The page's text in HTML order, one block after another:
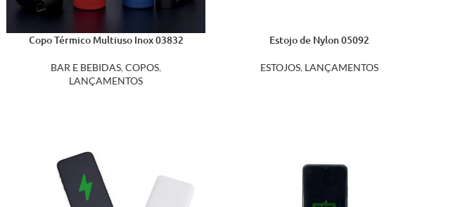
Copo Térmico Multiuso Inox 03832
BAR E BEBIDAS, COPOS,
LANÇAMENTOS
Estojo de Nylon 05092
ESTOJOS, LANÇAMENTOS